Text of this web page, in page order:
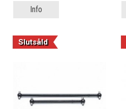
Info
Slutsåld